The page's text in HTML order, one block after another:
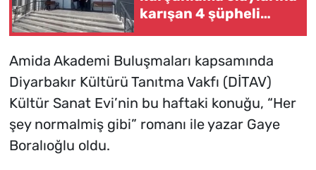
karışan 4 şüpheli
Amida Akademi Buluşmaları kapsamında
Diyarbakır Kültürü Tanıtma Vakfı (DİTAV)
Kültür Sanat Evi’nin bu haftaki konuğu, “Her
şey normalmiş gibi” romanı ile yazar Gaye
Boralıoğlu oldu.